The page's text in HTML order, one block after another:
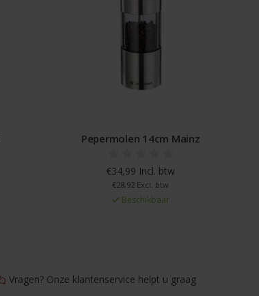
Pepermolen 14cm Mainz
€34,99 Incl. btw
€28,92 Excl. btw
Beschikbaar
Vragen? Onze klantenservice helpt u graag